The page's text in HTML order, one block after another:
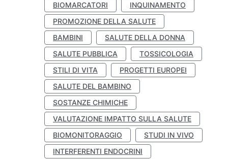
BIOMARCATORI
INQUINAMENTO
PROMOZIONE DELLA SALUTE
BAMBINI
SALUTE DELLA DONNA
SALUTE PUBBLICA
TOSSICOLOGIA
STILI DI VITA
PROGETTI EUROPEI
SALUTE DEL BAMBINO
SOSTANZE CHIMICHE
VALUTAZIONE IMPATTO SULLA SALUTE
BIOMONITORAGGIO
STUDI IN VIVO
INTERFERENTI ENDOCRINI